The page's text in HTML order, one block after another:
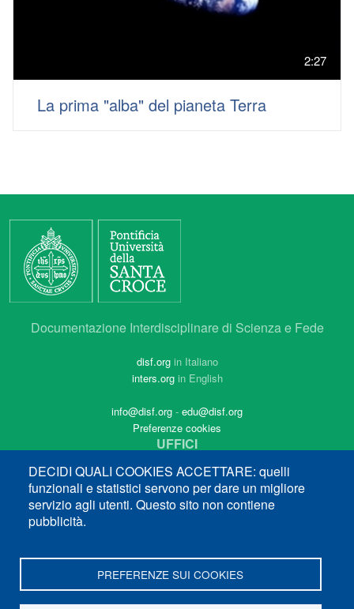
2:27
La prima "alba" del pianeta Terra
Documentazione Interdisciplinare di Scienza e Fede
disf.orgin Italiano
inters.orgin English
info@disf.org - edu@disf.org
Preferenze cookies
UFFICI
00186 Roma
tel (++39) 06.68.16.44.88
00186 Roma
In collaborazione con il Servizio nazionale della CEI per il
progetto culturale e sostenuto con i fondi dell’8xmille alla
Chiesa cattolica
DECIDI QUALI COOKIES ACCETTARE: quelli
funzionali e statistici servono per dare un migliore
servizio agli utenti. Questo sito non contiene
pubblicità.
PREFERENZE SUI COOKIES